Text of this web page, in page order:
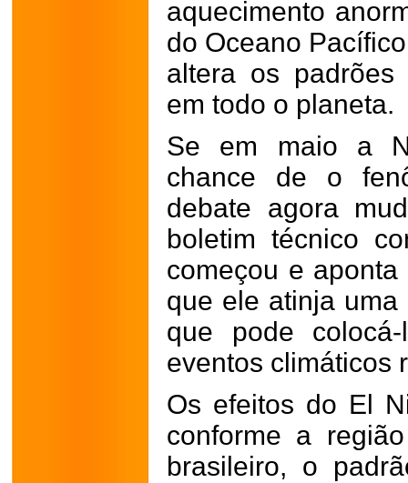
aquecimento
do Oceano
altera os
em todo o planeta.
Se em maio a
chance de o
debate agora
boletim técnico
começou e
que ele atinja
que pode
eventos climáticos
Os efeitos do El
conforme a
brasileiro, o